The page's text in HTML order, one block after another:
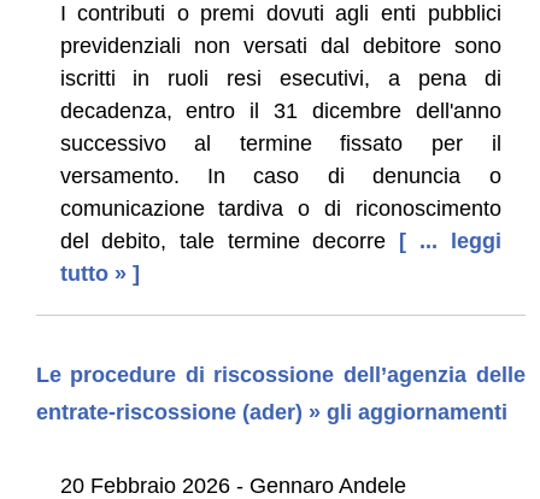
I contributi o premi dovuti agli enti pubblici
previdenziali non versati dal debitore sono
iscritti in ruoli resi esecutivi, a pena di
decadenza, entro il 31 dicembre dell'anno
successivo al termine fissato per il
versamento. In caso di denuncia o
comunicazione tardiva o di riconoscimento
del debito, tale termine decorre [ ... leggi
tutto » ]
Le procedure di riscossione dell’agenzia delle
entrate-riscossione (ader) » gli aggiornamenti
20 Febbraio 2026 - Gennaro Andele